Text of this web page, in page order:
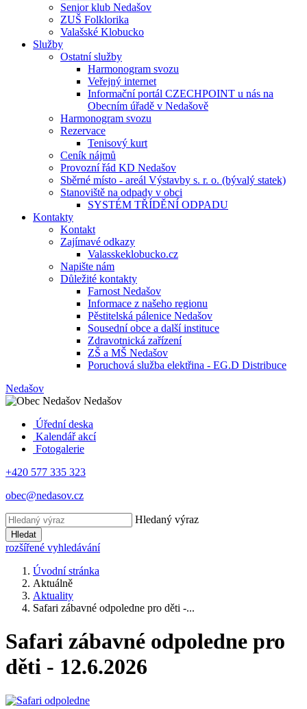
Senior klub Nedašov
ZUŠ Folklorika
Valašské Klobucko
Služby
Ostatní služby
Harmonogram svozu
Veřejný internet
Informační portál CZECHPOINT u nás na
Obecním úřadě v Nedašově
Harmonogram svozu
Rezervace
Tenisový kurt
Ceník nájmů
Provozní řád KD Nedašov
Sběrné místo - areál Výstavby s. r. o. (bývalý statek)
Stanoviště na odpady v obci
SYSTÉM TŘÍDĚNÍ ODPADU
Kontakty
Kontakt
Zajímavé odkazy
Valasskeklobucko.cz
Napište nám
Důležité kontakty
Farnost Nedašov
Informace z našeho regionu
Pěstitelská pálenice Nedašov
Sousední obce a další instituce
Zdravotnická zařízení
ZŠ a MŠ Nedašov
Poruchová služba elektřina - EG.D Distribuce
Nedašov
Nedašov
Úřední deska
Kalendář akcí
Fotogalerie
+420 577 335 323
obec@nedasov.cz
Hledaný výraz
Hledat
rozšířené vyhledávání
Úvodní stránka
Aktuálně
Aktuality
Safari zábavné odpoledne pro děti -...
Safari zábavné odpoledne pro
děti - 12.6.2026